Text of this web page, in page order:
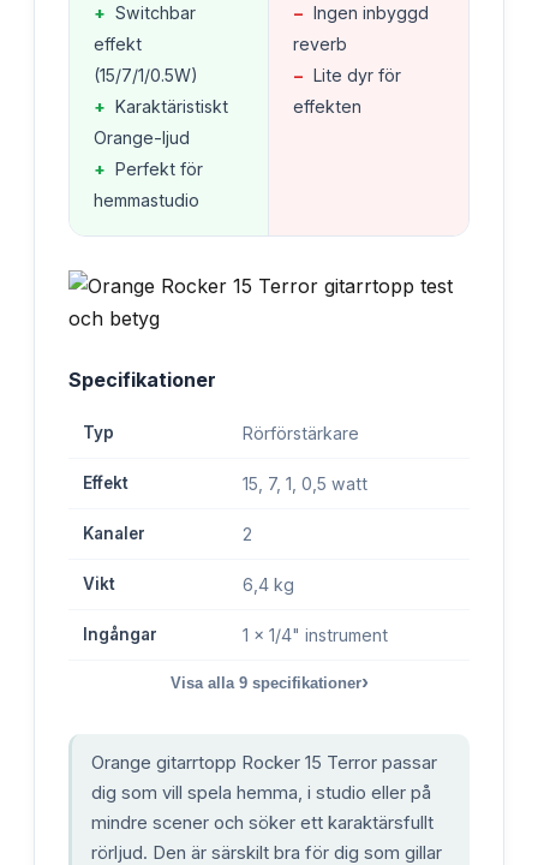
+ Switchbar
effekt
(15/7/1/0.5W)
+ Karaktäristiskt
Orange-ljud
+ Perfekt för
hemmastudio
− Ingen inbyggd
reverb
− Lite dyr för
effekten
Specifikationer
Typ Rörförstärkare
Effekt 15, 7, 1, 0,5 watt
Kanaler 2
Vikt 6,4 kg
Ingångar 1 x 1/4" instrument
Visa alla 9specifikationer›
Orange gitarrtopp Rocker 15 Terror passar
dig som vill spela hemma, i studio eller på
mindre scener och söker ett karaktärsfullt
rörljud. Den är särskilt bra för dig som gillar